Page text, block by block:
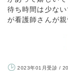
待ち時間は少な
が看護師さんが
2023年01月受診 /